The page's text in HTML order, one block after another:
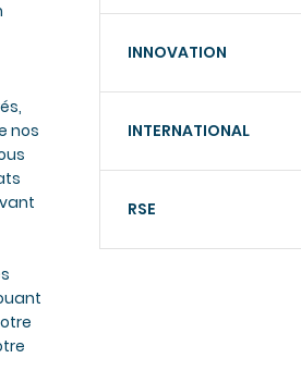
nos
INNOVATION
INTERNATIONAL
RSE